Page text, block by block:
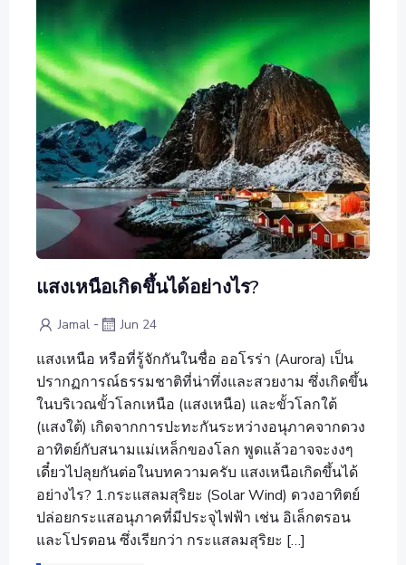
แสงเหนือเกิดขึ้นได้อย่างไร?
Jamal - Jun 24
แสงเหนือ หรือที่รู้จักกันในชื่อ ออโรร่า (Aurora) เป็น
ปรากฏการณ์ธรรมชาติที่น่าทึ่งและสวยงาม ซึ่งเกิดขึ้น
ในบริเวณขั้วโลกเหนือ (แสงเหนือ) และขั้วโลกใต้
(แสงใต้) เกิดจากการปะทะกันระหว่างอนุภาคจากดวง
อาทิตย์กับสนามแม่เหล็กของโลก พูดแล้วอาจจะงงๆ
เดี๋ยวไปลุยกันต่อในบทความครับ แสงเหนือเกิดขึ้นได้
อย่างไร? 1.กระแสลมสุริยะ (Solar Wind) ดวงอาทิตย์
ปล่อยกระแสอนุภาคที่มีประจุไฟฟ้า เช่น อิเล็กตรอน
และโปรตอน ซึ่งเรียกว่า กระแสลมสุริยะ […]